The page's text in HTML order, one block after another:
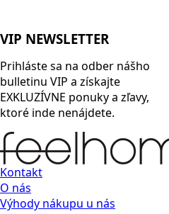
VIP NEWSLETTER
Prihláste sa na odber nášho
bulletinu VIP a získajte
EXKLUZÍVNE ponuky a zľavy,
ktoré inde nenájdete.
Kontakt
O nás
Výhody nákupu u nás